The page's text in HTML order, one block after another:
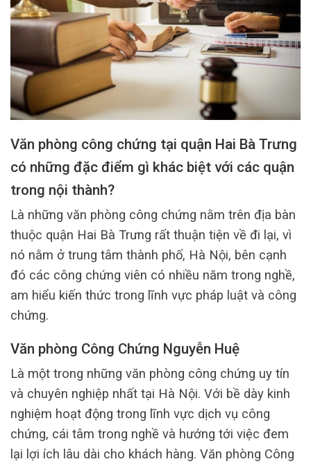
Văn phòng công chứng tại quận Hai Bà Trưng
có những đặc điểm gì khác biệt với các quận
trong nội thành?
Là những văn phòng công chứng nằm trên địa bàn
thuộc quận Hai Bà Trưng rất thuận tiện về đi lại, vì
nó nằm ở trung tâm thành phố, Hà Nội, bên cạnh
đó các công chứng viên có nhiều năm trong nghề,
am hiểu kiến thức trong lĩnh vực pháp luật và công
chứng.
Văn phòng Công Chứng Nguyễn Huệ
Là một trong những văn phòng công chứng uy tín
và chuyên nghiệp nhất tại Hà Nội. Với bề dày kinh
nghiệm hoạt động trong lĩnh vực dịch vụ công
chứng, cái tâm trong nghề và hướng tới việc đem
lại lợi ích lâu dài cho khách hàng. Văn phòng Công